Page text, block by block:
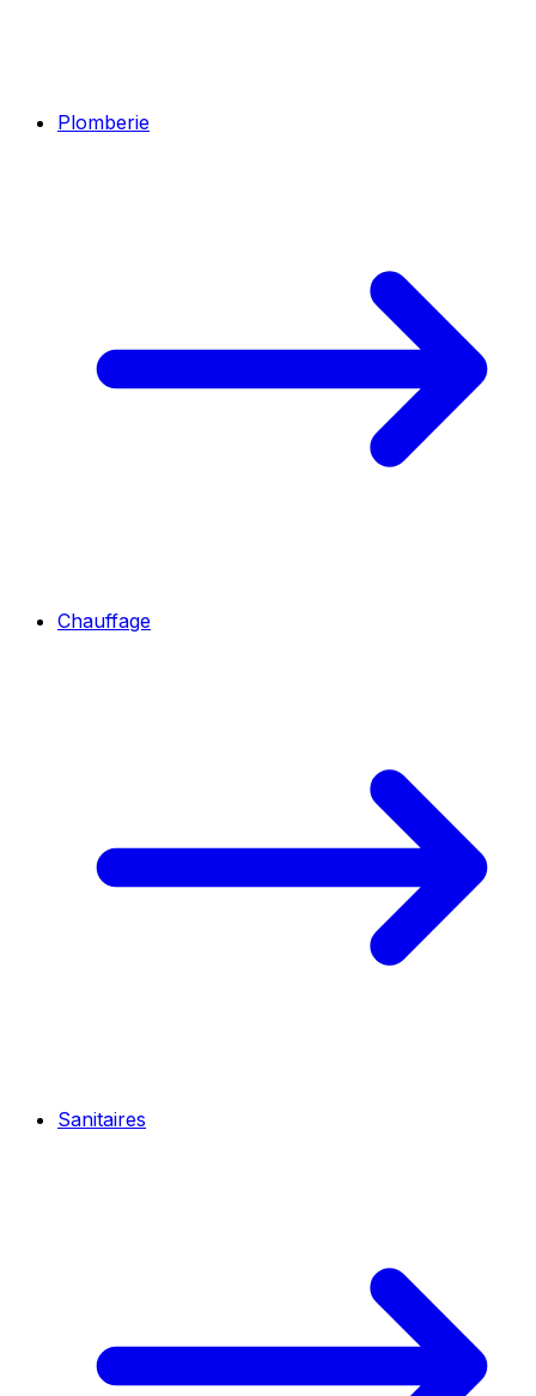
Plomberie
Chauffage
Sanitaires